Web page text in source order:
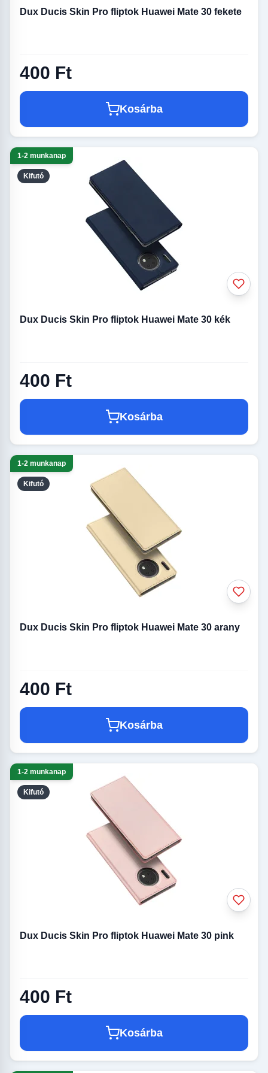
Dux Ducis Skin Pro fliptok Huawei Mate 30 fekete
400 Ft
Kosárba
Kifutó
1-2 munkanap
Dux Ducis Skin Pro fliptok Huawei Mate 30 kék
400 Ft
Kosárba
Kifutó
1-2 munkanap
Dux Ducis Skin Pro fliptok Huawei Mate 30 arany
400 Ft
Kosárba
Kifutó
1-2 munkanap
Dux Ducis Skin Pro fliptok Huawei Mate 30 pink
400 Ft
Kosárba